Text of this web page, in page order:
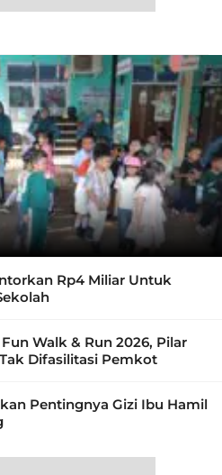
Rp4 Miliar Untuk
Walk & Run 2026, Pilar
Difasilitasi Pemkot
Pentingnya Gizi Ibu Hamil